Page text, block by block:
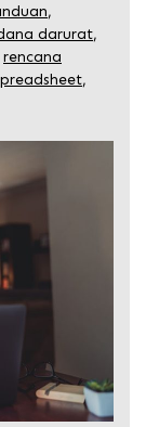
,
darurat,
rencana
,